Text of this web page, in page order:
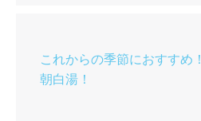
これからの季節におすすめ！
朝白湯！